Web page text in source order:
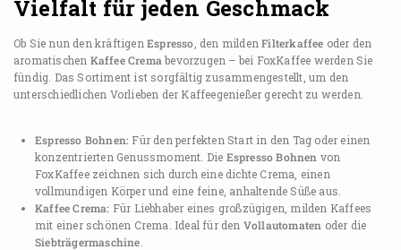
Vielfalt für jeden Geschmack
Ob Sie nun den kräftigen Espresso , den mildenFilterkaffee oder den
aromatischen Kaffee Crema bevorzugen – bei FoxKaffee werden Sie
fündig. Das Sortiment ist sorgfältig zusammengestellt, um den
unterschiedlichen Vorlieben der Kaffeegenießer gerecht zu werden.
Espresso Bohnen: Für den perfekten Start in den Tag oder einen
konzentrierten Genussmoment. Die Espresso Bohnen von
FoxKaffee zeichnen sich durch eine dichte Crema, einen
vollmundigen Körper und eine feine, anhaltende Süße aus.
Kaffee Crema: Für Liebhaber eines großzügigen, milden Kaffees
mit einer schönen Crema. Ideal für den Vollautomaten oder die
Siebträgermaschine